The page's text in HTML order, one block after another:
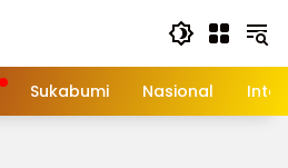
Sukabumi Nasional